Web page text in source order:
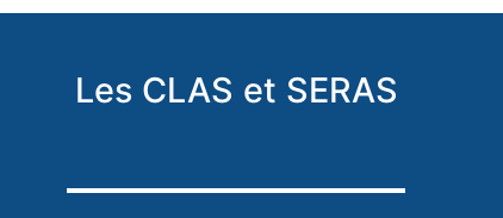
Les CLAS et SERAS